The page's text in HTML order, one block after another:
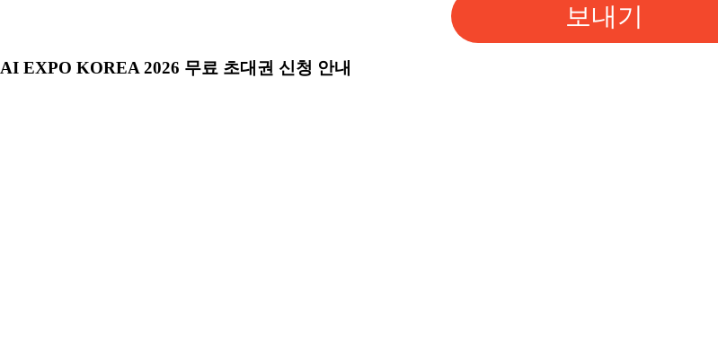
보내기
AI EXPO KOREA 2026 무료 초대권 신청 안내